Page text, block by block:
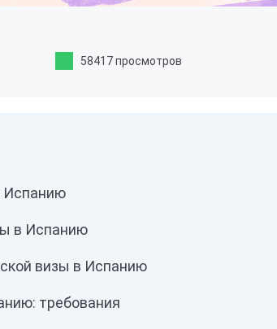
58417 просмотров
Испанию
в Испанию
визы в Испанию
требования